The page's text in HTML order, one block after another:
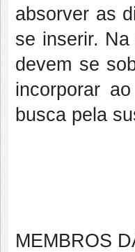
absorver as
se inserir.
devem se
incorporar
busca pela
MEMBROS